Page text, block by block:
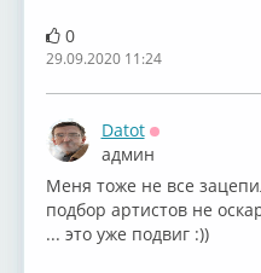
0
29.09.2020 11:24
Datot
Оффлайн
админ
Меня тоже не все
подбор артистов не
... это уже подвиг :))